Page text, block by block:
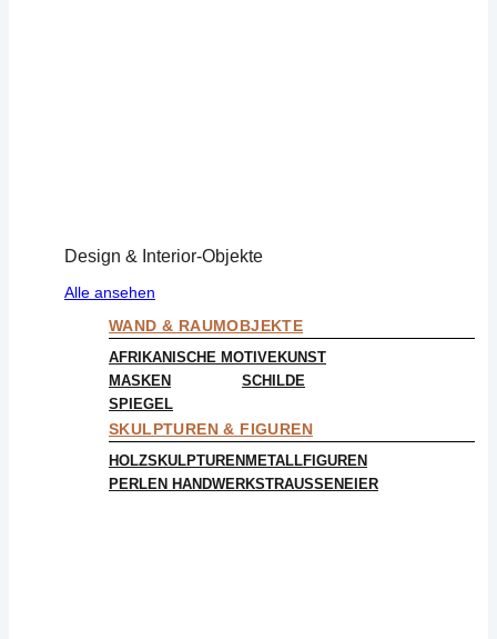
Design & Interior-Objekte
Alle ansehen
WAND & RAUMOBJEKTE
AFRIKANISCHE MOTIVEKUNST
MASKEN
SCHILDE
SPIEGEL
SKULPTUREN & FIGUREN
HOLZSKULPTURENMETALLFIGUREN
PERLEN HANDWERKSTRAUSSENEIER